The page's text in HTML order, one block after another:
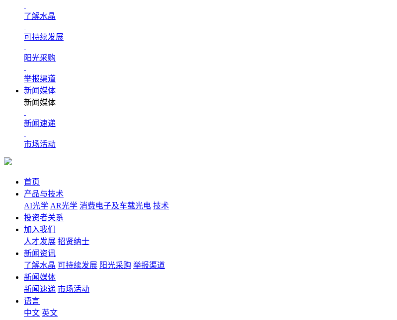
了解水晶
可持续发展
阳光采购
举报渠道
新闻媒体
新闻媒体
新闻速递
市场活动
首页
产品与技术
AI光学 AR光学 消费电子及车载光电 技术
投资者关系
加入我们
人才发展 招贤纳士
新闻资讯
了解水晶 可持续发展 阳光采购 举报渠道
新闻媒体
新闻速递 市场活动
语言
中文 英文